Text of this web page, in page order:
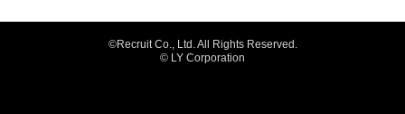
©Recruit Co., Ltd. All Rights Reserved.
© LY Corporation